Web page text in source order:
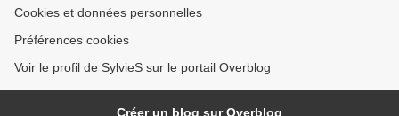
Cookies et données personnelles
Préférences cookies
Voir le profil de SylvieS sur le portail Overblog
Créer un blog sur Overblog